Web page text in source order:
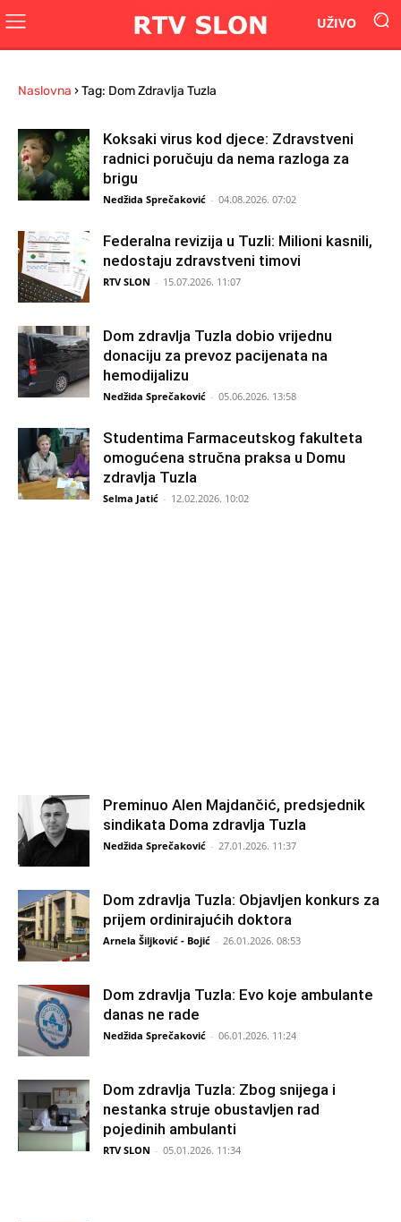
UŽIVO
Naslovna ›Tag: Dom Zdravlja Tuzla
Koksaki virus kod djece: Zdravstveni
radnici poručuju da nema razloga za
brigu
Nedžida Sprečaković - 04.08.2026. 07:02
Federalna revizija u Tuzli: Milioni kasnili,
nedostaju zdravstveni timovi
RTV SLON - 15.07.2026. 11:07
Dom zdravlja Tuzla dobio vrijednu
donaciju za prevoz pacijenata na
hemodijalizu
Nedžida Sprečaković - 05.06.2026. 13:58
Studentima Farmaceutskog fakulteta
omogućena stručna praksa u Domu
zdravlja Tuzla
Selma Jatić - 12.02.2026. 10:02
Preminuo Alen Majdančić, predsjednik
sindikata Doma zdravlja Tuzla
Nedžida Sprečaković - 27.01.2026. 11:37
Dom zdravlja Tuzla: Objavljen konkurs za
prijem ordinirajućih doktora
Arnela Šiljković - Bojić - 26.01.2026. 08:53
Dom zdravlja Tuzla: Evo koje ambulante
danas ne rade
Nedžida Sprečaković - 06.01.2026. 11:24
Dom zdravlja Tuzla: Zbog snijega i
nestanka struje obustavljen rad
pojedinih ambulanti
RTV SLON - 05.01.2026. 11:34